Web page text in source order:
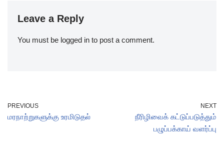
Leave a Reply
You must be logged in to post a comment.
PREVIOUS
மரநாற்றுகளுக்கு உரமிடுதல்
NEXT
நீரிழிவைக் கட்டுப்படுத்தும்
பழுப்பக்காய் வளர்ப்பு